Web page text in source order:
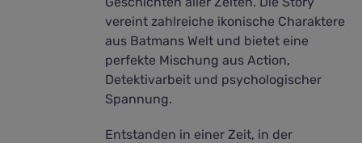
vereint zahlreiche ikonische Charaktere
aus Batmans Welt und bietet eine
perfekte Mischung aus Action,
Detektivarbeit und psychologischer
Spannung.
Entstanden in einer Zeit, in der